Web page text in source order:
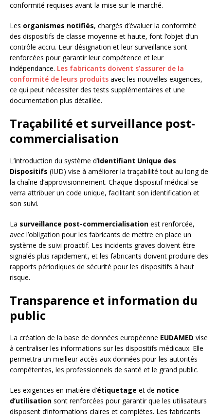
conformité requises avant la mise sur le marché.
Les organismes notifiés, chargés d’évaluer la conformité
des dispositifs de classe moyenne et haute, font l’objet d’un
contrôle accru. Leur désignation et leur surveillance sont
renforcées pour garantir leur compétence et leur
indépendance. Les fabricants doivent s’assurer de la
conformité de leurs produits avec les nouvelles exigences,
ce qui peut nécessiter des tests supplémentaires et une
documentation plus détaillée.
Traçabilité et surveillance post-
commercialisation
L’introduction du système d’Identifiant Unique des
Dispositifs (IUD) vise à améliorer la traçabilité tout au long de
la chaîne d’approvisionnement. Chaque dispositif médical se
verra attribuer un code unique, facilitant son identification et
son suivi.
La surveillance post-commercialisation est renforcée,
avec l’obligation pour les fabricants de mettre en place un
système de suivi proactif. Les incidents graves doivent être
signalés plus rapidement, et les fabricants doivent produire des
rapports périodiques de sécurité pour les dispositifs à haut
risque.
Transparence et information du
public
La création de la base de données européenne EUDAMED vise
à centraliser les informations sur les dispositifs médicaux. Elle
permettra un meilleur accès aux données pour les autorités
compétentes, les professionnels de santé et le grand public.
Les exigences en matière d’étiquetage et de notice
d’utilisation sont renforcées pour garantir que les utilisateurs
disposent d’informations claires et complètes. Les fabricants